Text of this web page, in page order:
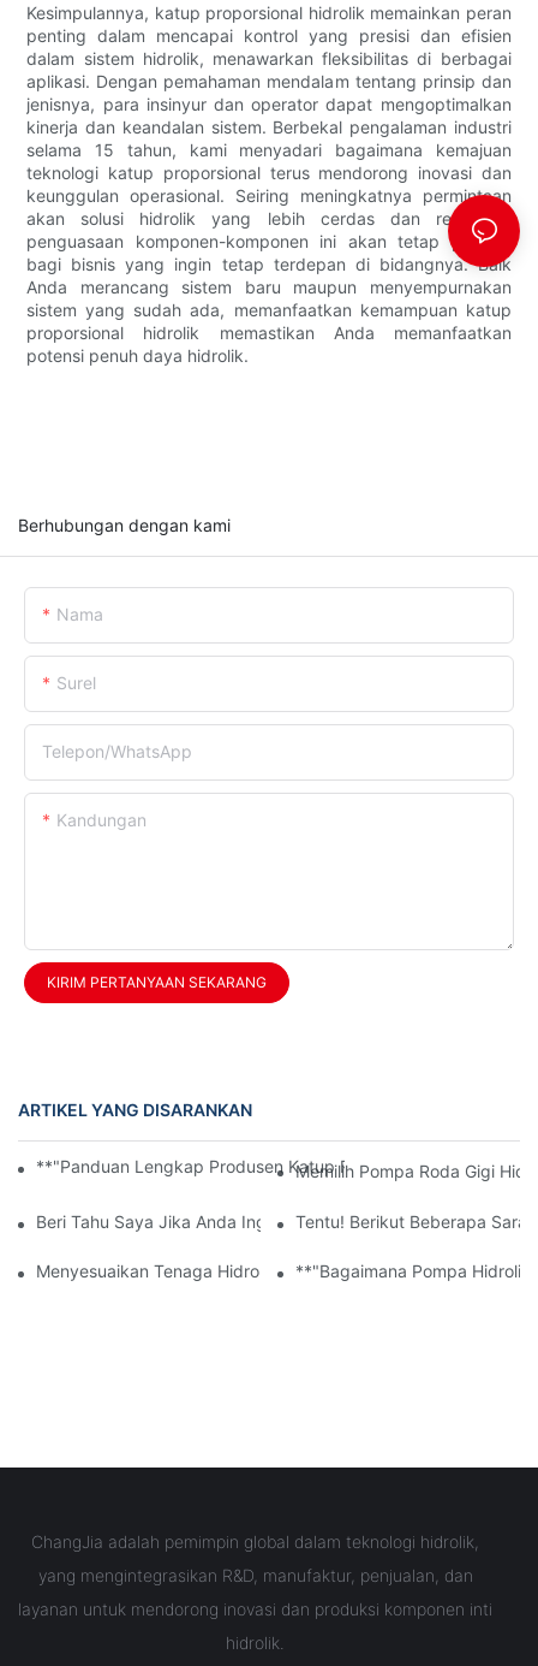
Kesimpulannya, katup proporsional hidrolik memainkan peran
penting dalam mencapai kontrol yang presisi dan efisien
dalam sistem hidrolik, menawarkan fleksibilitas di berbagai
aplikasi. Dengan pemahaman mendalam tentang prinsip dan
jenisnya, para insinyur dan operator dapat mengoptimalkan
kinerja dan keandalan sistem. Berbekal pengalaman industri
selama 15 tahun, kami menyadari bagaimana kemajuan
teknologi katup proporsional terus mendorong inovasi dan
keunggulan operasional. Seiring meningkatnya permintaan
akan solusi hidrolik yang lebih cerdas dan responsif,
penguasaan komponen-komponen ini akan tetap penting
bagi bisnis yang ingin tetap terdepan di bidangnya. Baik
Anda merancang sistem baru maupun menyempurnakan
sistem yang sudah ada, memanfaatkan kemampuan katup
proporsional hidrolik memastikan Anda memanfaatkan
potensi penuh daya hidrolik.
Berhubungan dengan kami
Nama
Surel
Telepon/WhatsApp
Kandungan
KIRIM PERTANYAAN SEKARANG
ARTIKEL YANG DISARANKAN
**"Panduan Lengkap Produsen Katup Proporsional Hidrolik
Memilih Pompa Roda Gigi
Beri Tahu Saya Jika Anda Ingin Judulnya Lebih Formal,
Tentu! Berikut Beberapa
Menyesuaikan Tenaga Hidrolik: Manfaat Pompa Hidrolik Yang
**"Bagaimana Pompa
ChangJia adalah pemimpin global dalam teknologi hidrolik,
yang mengintegrasikan R&D, manufaktur, penjualan, dan
layanan untuk mendorong inovasi dan produksi komponen inti
hidrolik.